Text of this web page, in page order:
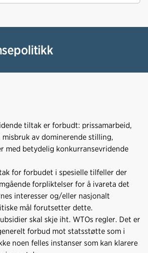
tiltak er forbudt: prissamarbeid,
misbruk av dominerende stilling,
med betydelig konkurransevridende
for forbudet i spesielle tilfeller der
forpliktelser for å ivareta det
interesser og/eller nasjonalt
mål forutsetter dette.
skal skje iht. WTOs regler. Det er
forbud mot statsstøtte som i
noen felles instanser som kan klarere